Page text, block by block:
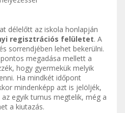
délelőtt az iskola honlapján
regisztrációs felületet. A
sorrendjében lehet bekerülni.
megadása mellett a
hogy gyermekük melyik
Ha mindkét időpont
mindenképp azt is jelöljék,
egyik turnus megtelik, még a
a kiutazás.